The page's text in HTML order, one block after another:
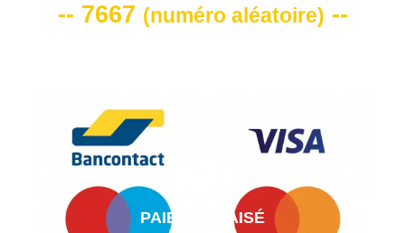
-- 7667 (numéro aléatoire) --
PAIEMENT AISÉ